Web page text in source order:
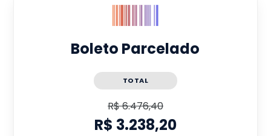
Boleto Parcelado
TOTAL
R$ 6.476,40
R$ 3.238,20